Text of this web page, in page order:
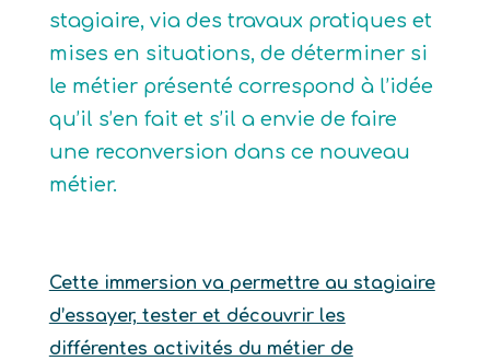
stagiaire, via des travaux pratiques et
mises en situations, de déterminer si
le métier présenté correspond à l’idée
qu’il s’en fait et s’il a envie de faire
une reconversion dans ce nouveau
métier.
Cette immersion va permettre au stagiaire
d’essayer, tester et découvrir les
différentes activités du métier de